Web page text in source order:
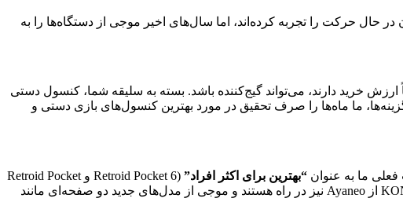
در حال حرکت را تجربه کرده‌اند، اما سال‌های اخیر موجی از دستگاه‌ها را به
خرید دارند، می‌تواند گیج‌کننده باشد. بسته به سلیقه شما، کنسول دستی
ما ماه‌ها را صرف تحقیق در مورد بهترین کنسول‌های بازی دستی و
فعلی ما به عنوان “بهترین برای اکثر افراد”
(Retroid Pocket 6 و Retroid Pocket
ما (AYN Odin 3). رقبای دیگری مانند KONKR Pocket Fit از Ayaneo نیز در راه هستند و موجی از مدل‌های جدید دو صفحه‌ای مانند